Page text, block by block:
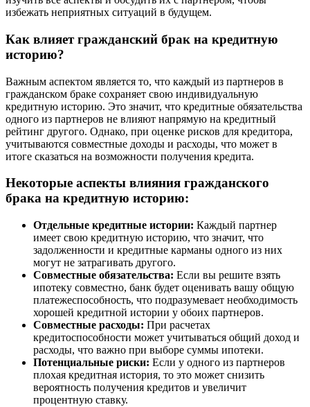
избежать неприятных ситуаций в будущем.
Как влияет гражданский брак на кредитную
историю?
Важным аспектом является то, что каждый из партнеров в
гражданском браке сохраняет свою индивидуальную
кредитную историю. Это значит, что кредитные обязательства
одного из партнеров не влияют напрямую на кредитный
рейтинг другого. Однако, при оценке рисков для кредитора,
учитываются совместные доходы и расходы, что может в
итоге сказаться на возможности получения кредита.
Некоторые аспекты влияния гражданского
брака на кредитную историю:
Отдельные кредитные истории: Каждый партнер
имеет свою кредитную историю, что значит, что
задолженности и кредитные карманы одного из них
могут не затрагивать другого.
Совместные обязательства: Если вы решите взять
ипотеку совместно, банк будет оценивать вашу общую
платежеспособность, что подразумевает необходимость
хорошей кредитной истории у обоих партнеров.
Совместные расходы: При расчетах
кредитоспособности может учитываться общий доход и
расходы, что важно при выборе суммы ипотеки.
Потенциальные риски: Если у одного из партнеров
плохая кредитная история, то это может снизить
вероятность получения кредитов и увеличит
процентную ставку.